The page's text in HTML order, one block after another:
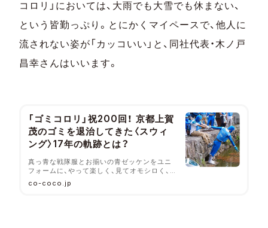
コロリ」においては、大雨でも大雪でも休まない、
という皆勤っぷり。とにかくマイペースで、他人に
流されない姿が「カッコいい」と、同社代表・木ノ戸
昌幸さんはいいます。
「ゴミコロリ」祝200回！ 京都上賀
茂のゴミを退治してきた〈スウィ
ング〉17年の軌跡とは？
真っ青な戦隊服とお揃いの青ゼッケンをユニ
フォームに、やって楽しく、見てオモシロく、
京都のまちを美化する「ゴミコロリ」がいよい
よ200回を迎えます。主催する福祉施設〈スウ
co-coco.jp